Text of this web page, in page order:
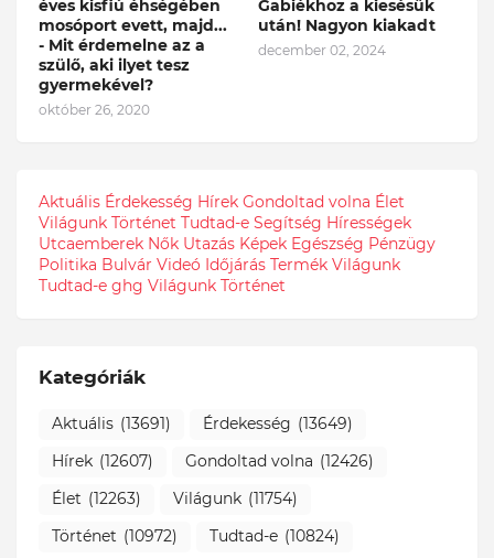
éves kisfiú éhségében
mosóport evett, majd...
- Mit érdemelne az a
szülő, aki ilyet tesz
gyermekével?
október 26, 2020
Gabiékhoz a kiesésük
után! Nagyon kiakadt
december 02, 2024
Aktuális Érdekesség Hírek Gondoltad volna Élet
Világunk Történet Tudtad-e Segítség Hírességek
Utcaemberek Nők Utazás Képek Egészség Pénzügy
Politika Bulvár Videó Időjárás Termék Világunk
Tudtad-e ghg Világunk Történet
Kategóriák
Aktuális (13691) Érdekesség (13649)
Hírek (12607) Gondoltad volna (12426)
Élet (12263) Világunk (11754)
Történet (10972) Tudtad-e (10824)